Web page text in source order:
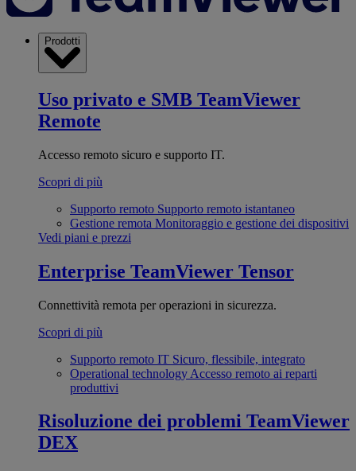
Prodotti
Uso privato e SMB TeamViewer
Remote
Accesso remoto sicuro e supporto IT.
Scopri di più
Supporto remoto Supporto remoto istantaneo
Gestione remota Monitoraggio e gestione dei dispositivi
Vedi piani e prezzi
Enterprise TeamViewer Tensor
Connettività remota per operazioni in sicurezza.
Scopri di più
Supporto remoto IT Sicuro, flessibile, integrato
Operational technology Accesso remoto ai reparti
produttivi
Risoluzione dei problemi TeamViewer
DEX